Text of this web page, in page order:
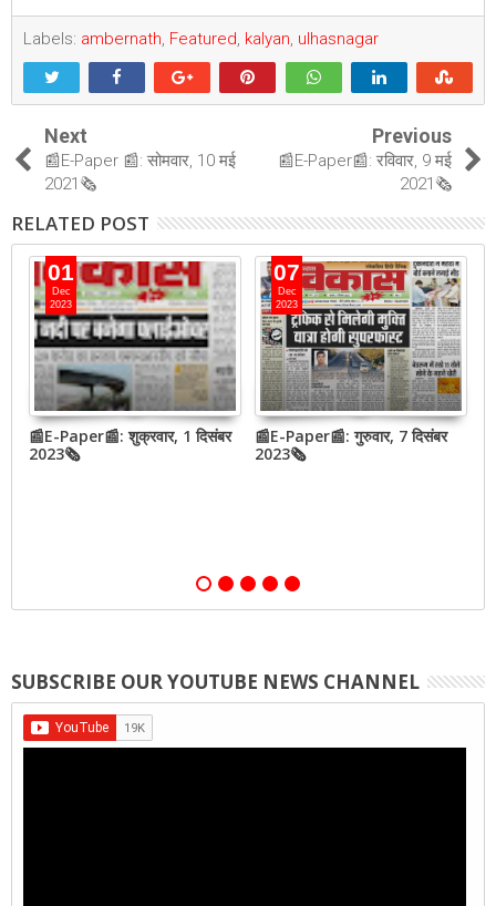
Labels: ambernath, Featured, kalyan, ulhasnagar
Next
📰E-Paper 📰: सोमवार, 10 मई
2021🗞
Previous
📰E-Paper📰: रविवार, 9 मई
2021🗞
RELATED POST
01
Dec
2023
📰E-Paper📰: शुक्रवार, 1 दिसंबर
2023🗞
07
Dec
2023
📰E-Paper📰: गुरुवार, 7 दिसंबर
2023🗞
SUBSCRIBE OUR YOUTUBE NEWS CHANNEL